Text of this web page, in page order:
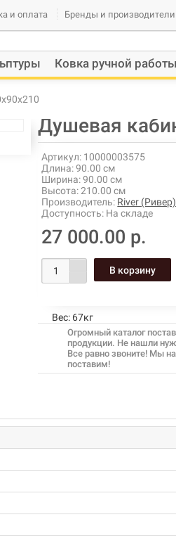
и оплата Бренды и производители
Ковка ручной работы
Душевая
Артикул: 10000003575
Длина:90.00 см
Ширина:90.00 см
Высота:210.00 см
Производитель: River (Ривер)
Доступность: На складе
27 000.00 р.
Вес: 67кг
Огромный каталог
продукции. Не нашли
Все равно звоните! Мы
поставим!